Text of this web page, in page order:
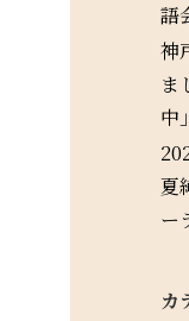
語
神
ま
中」
夏
ー
カ